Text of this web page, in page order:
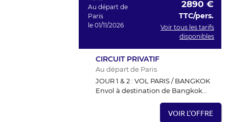
Au départ de
Paris
le 01/11/2026
2890 €
TTC/pers.
Voir tous les tarifs
disponibles
CIRCUIT PRIVATIF
Au départ de Paris
JOUR 1 & 2 : VOL PARIS / BANGKOK
Envol à destination de Bangkok...
VOIR L'OFFRE